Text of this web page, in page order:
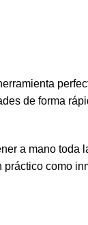
de forma
a mano
como